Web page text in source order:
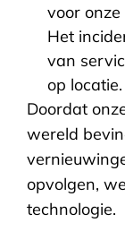
voor
Het
van
op locatie.
Doordat
wereld
opvolgen,
technologie.